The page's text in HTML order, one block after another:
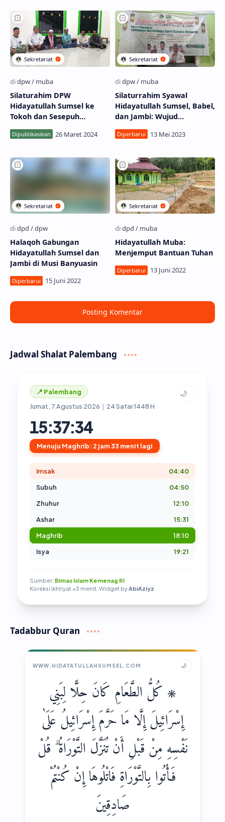
Silaturahim DPW
Hidayatullah Sumsel ke
Tokoh dan Sesepuh
Pangkalan Bayat
Silaturrahim Syawal
Hidayatullah Sumsel, Babel,
dan Jambi: Wujud
Memelihara Semangat
Ramadhan
Halaqoh Gabungan
Hidayatullah Sumsel dan
Jambi di Musi Banyuasin
Hidayatullah Muba:
Menjemput Bantuan Tuhan
Posting Komentar
Jadwal Shalat Palembang
📍 Palembang
Jumat, 7 Agustus 2026 | 24 Safar 1448 H
🌙
15:37:35
Menuju Maghrib: 2 jam 33 menit lagi
Imsak
04:40
Subuh
04:50
Zhuhur
12:10
Ashar
15:31
Maghrib
18:10
Isya
19:21
Sumber: Bimas Islam Kemenag RI
Koreksi Ikhtiyat +3 menit. Widget byAbiAziyz
Tadabbur Quran
WWW.HIDAYATULLAHSUMSEL.COM 🌙
۞ كُلُّ الطَّعَامِ كَانَ حِلًّا لِبَنِي
إِسْرَائِيلَ إِلَّا مَا حَرَّمَ إِسْرَائِيلُ عَلَىٰ
نَفْسِهِ مِنْ قَبْلِ أَنْ تُنَزَّلَ التَّوْرَاةُ ۗ قُلْ
فَأْتُوا بِالتَّوْرَاةِ فَاتْلُوهَا إِنْ كُنْتُمْ
صَادِقِينَ